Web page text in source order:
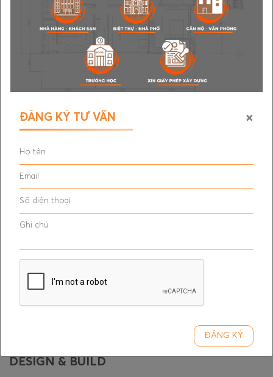
Nhà Ms. Hạnh - Gò Vấp: Tự động hóa rèm,
điều hòa theo giờ ngủ – giúp con cái sinh hoạt
đúng lịch và tiết kiệm điện đến 35%.
Nhà Mr. Thịnh - Thủ Đức: Nhà cho thuê cao
cấp với hệ thống khóa vân tay và giám sát từ
VÀ TÊN TUỔI CỦA KHÔNG GIAN ĐẸP
DESIGN & BUILD
×
ĐĂNG KÝ TƯ VẤN
ĐĂNG KÝ